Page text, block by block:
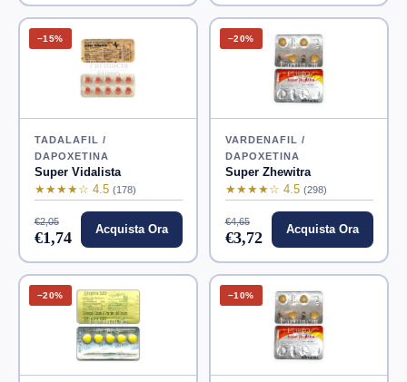
−15%
TADALAFIL /
DAPOXETINA
Super Vidalista
★★★★☆ 4.5 (178)
€2,05
€1,74 Acquista Ora
−20%
VARDENAFIL /
DAPOXETINA
Super Zhewitra
★★★★☆ 4.5 (298)
€4,65
€3,72 Acquista Ora
−20% −10%